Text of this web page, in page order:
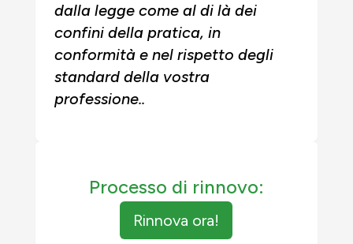
dalla legge come al di là dei
confini della pratica, in
conformità e nel rispetto degli
standard della vostra
professione..
Processo di rinnovo:
Rinnova ora!